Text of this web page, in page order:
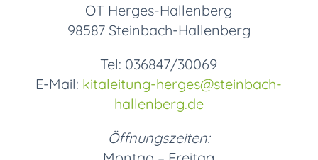
OT Herges-Hallenberg
98587 Steinbach-Hallenberg
Tel: 036847/30069
E-Mail: kitaleitung-herges@steinbach-
hallenberg.de
Öffnungszeiten: